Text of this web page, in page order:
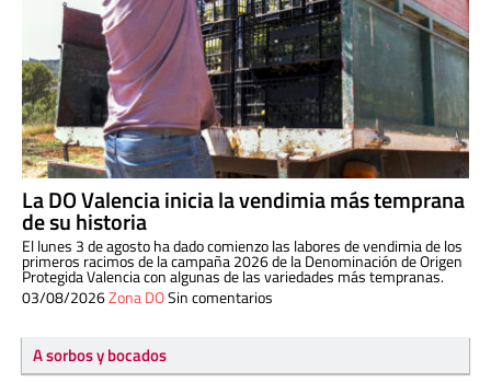
La DO Valencia inicia la vendimia más temprana
de su historia
El lunes 3 de agosto ha dado comienzo las labores de vendimia de los
primeros racimos de la campaña 2026 de la Denominación de Origen
Protegida Valencia con algunas de las variedades más tempranas.
03/08/2026Zona DOSin comentarios
A sorbos y bocados